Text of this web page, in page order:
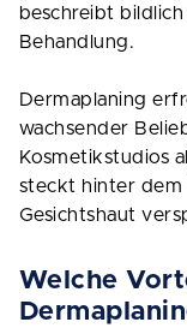
beschreibt
Behandlung.
Dermaplaning
wachsender
Kosmetikstudios
steckt hinter dem
Gesichtshaut
Welche